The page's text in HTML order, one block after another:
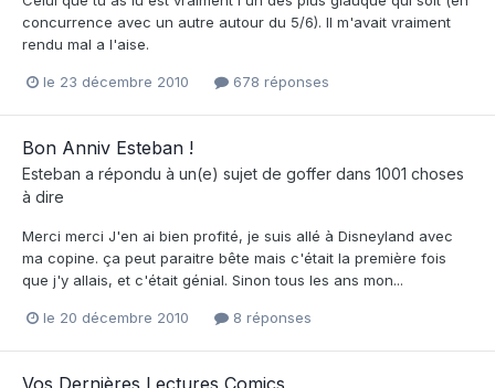
concurrence avec un autre autour du 5/6). Il m'avait vraiment
rendu mal a l'aise.
le 23 décembre 2010 678 réponses
Bon Anniv Esteban !
Esteban a répondu à un(e) sujet de goffer dans 1001 choses
à dire
Merci merci J'en ai bien profité, je suis allé à Disneyland avec
ma copine. ça peut paraitre bête mais c'était la première fois
que j'y allais, et c'était génial. Sinon tous les ans mon...
le 20 décembre 2010 8 réponses